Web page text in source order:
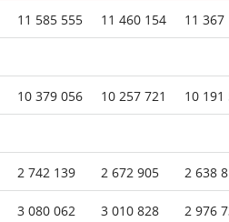
11 585 555 11 460 154 11 367
10 379 056 10 257 721 10 191
2 742 139 2 672 905 2 638
3 080 062 3 010 828 2 976